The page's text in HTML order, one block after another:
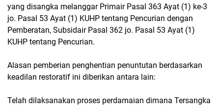
yang disangka melanggar Primair Pasal 363 Ayat (1) ke-3
jo. Pasal 53 Ayat (1) KUHP tentang Pencurian dengan
Pemberatan, Subsidair Pasal 362 jo. Pasal 53 Ayat (1)
KUHP tentang Pencurian.
Alasan pemberian penghentian penuntutan berdasarkan
keadilan restoratif ini diberikan antara lain:
Telah dilaksanakan proses perdamaian dimana Tersangka